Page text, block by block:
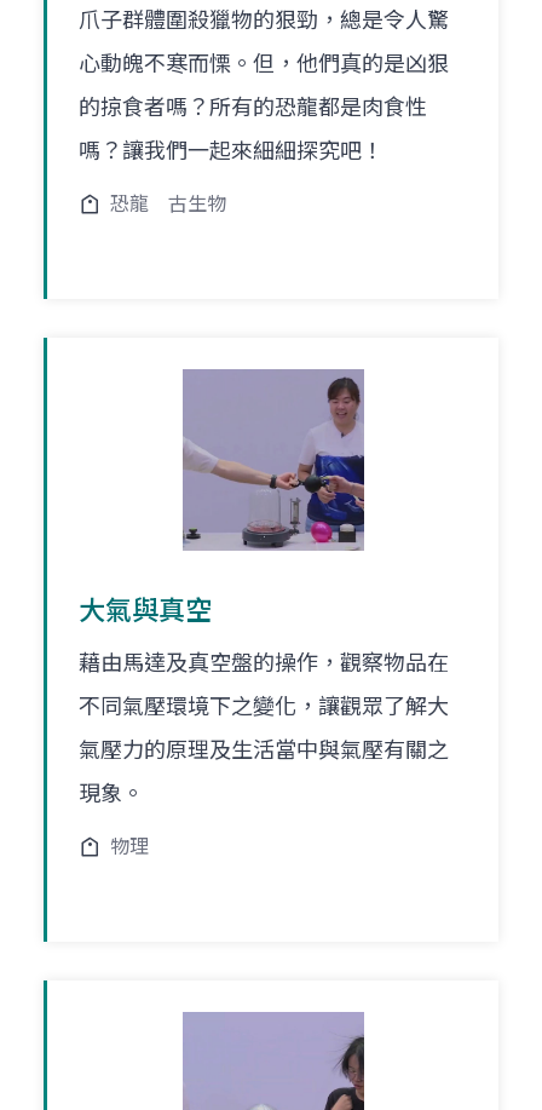
爪子群體圍殺獵物的狠勁，總是令人驚
心動魄不寒而慄。但，他們真的是凶狠
的掠食者嗎？所有的恐龍都是肉食性
嗎？讓我們一起來細細探究吧！
恐龍 古生物
大氣與真空
藉由馬達及真空盤的操作，觀察物品在
不同氣壓環境下之變化，讓觀眾了解大
氣壓力的原理及生活當中與氣壓有關之
現象。
物理